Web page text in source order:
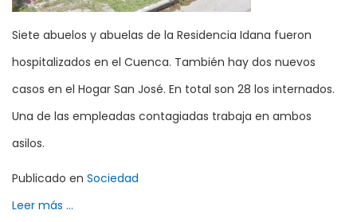
Siete abuelos y abuelas de la Residencia Idana fueron
hospitalizados en el Cuenca. También hay dos nuevos
casos en el Hogar San José. En total son 28 los internados.
Una de las empleadas contagiadas trabaja en ambos
asilos.
Publicado en Sociedad
Leer más ...